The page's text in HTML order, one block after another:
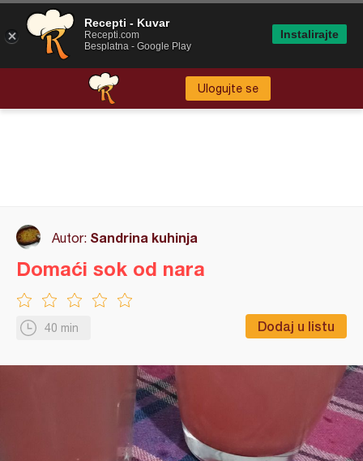
Ulogujte se
Autor: Sandrina kuhinja
40 min Dodaj u listu
Domaći sok od nara
Recepti - Kuvar
Recepti.com
Besplatna - Google Play
Instalirajte